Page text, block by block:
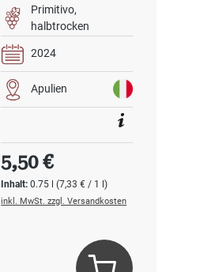
Primitivo
halbtrocken
2024
Apulien
Inhalt:0.75 l(7,33 € / 1 l)
Regulärer Preis:
5,50 €
inkl. MwSt. zzgl. Versandkosten